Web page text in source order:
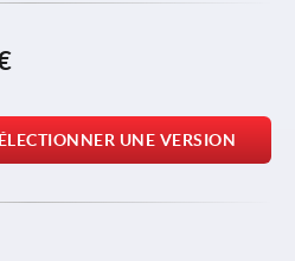
UNE VERSION